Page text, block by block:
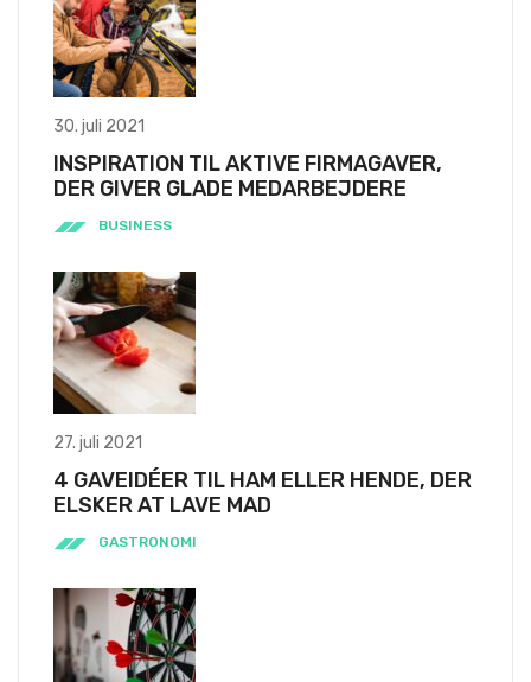
30. juli 2021
INSPIRATION TIL AKTIVE FIRMAGAVER,
DER GIVER GLADE MEDARBEJDERE
BUSINESS
27. juli 2021
4 GAVEIDÉER TIL HAM ELLER HENDE, DER
ELSKER AT LAVE MAD
GASTRONOMI